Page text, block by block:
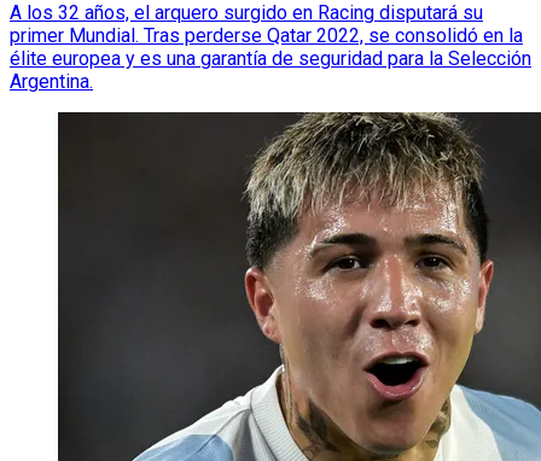
A los 32 años, el arquero surgido en Racing disputará su
primer Mundial. Tras perderse Qatar 2022, se consolidó en la
élite europea y es una garantía de seguridad para la Selección
Argentina.